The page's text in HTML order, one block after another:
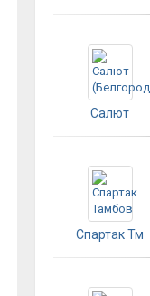
Салют
Спартак Тм